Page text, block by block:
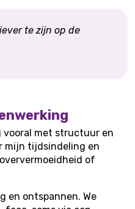
te zijn op de
vooral met structuur en
mijn tijdsindeling en
of
en ontspannen. We